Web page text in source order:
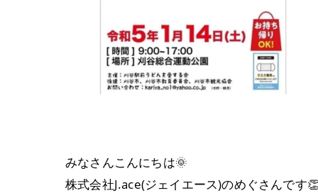
みなさんこんにちは🌞
株式会社J.ace(ジェイエース)のめぐさんです